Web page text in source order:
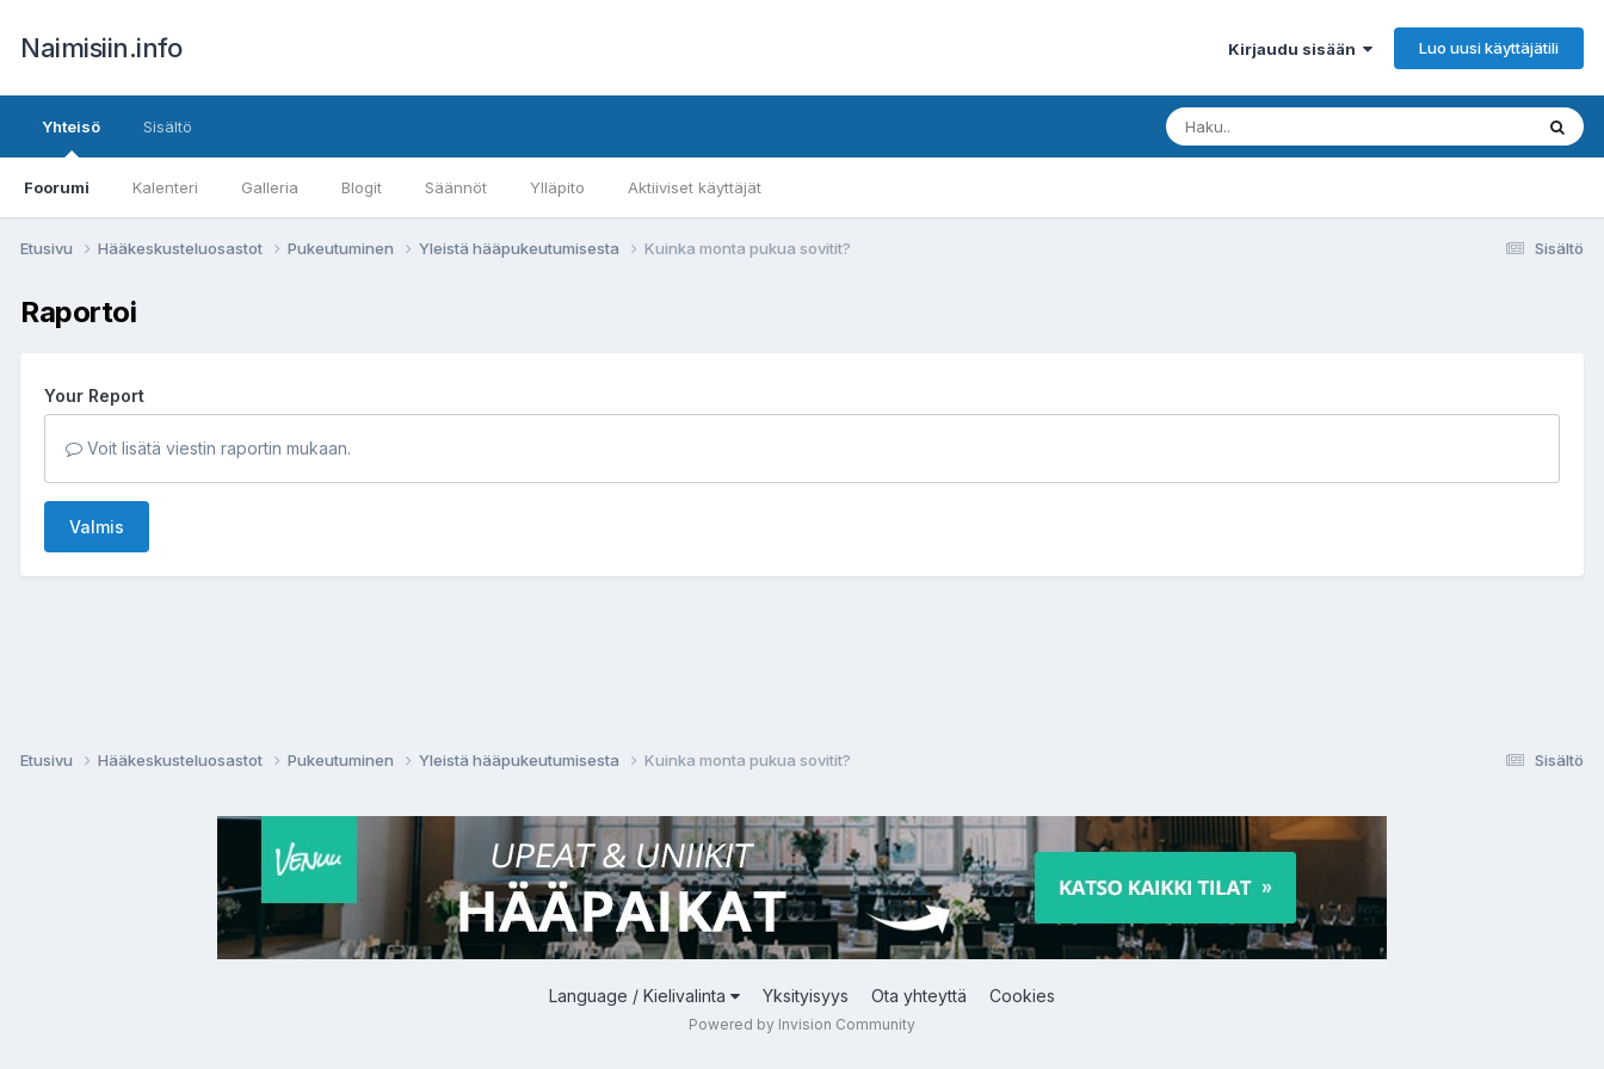
Naimisiin.info Kirjaudu sisään Luo uusi käyttäjätili
Yhteisö
Foorumi Kalenteri Galleria Blogit Säännöt Ylläpito Aktiiviset käyttäjät
Sisältö
Sisältö
Etusivu Hääkeskusteluosastot Pukeutuminen Yleistä hääpukeutumisesta Kuinka monta pukua sovitit?
Raportoi
Your Report
Voit lisätä viestin raportin mukaan.
Valmis
Sisältö
Etusivu Hääkeskusteluosastot Pukeutuminen Yleistä hääpukeutumisesta Kuinka monta pukua sovitit?
Language / Kielivalinta Yksityisyys Ota yhteyttä Cookies
Powered by Invision Community